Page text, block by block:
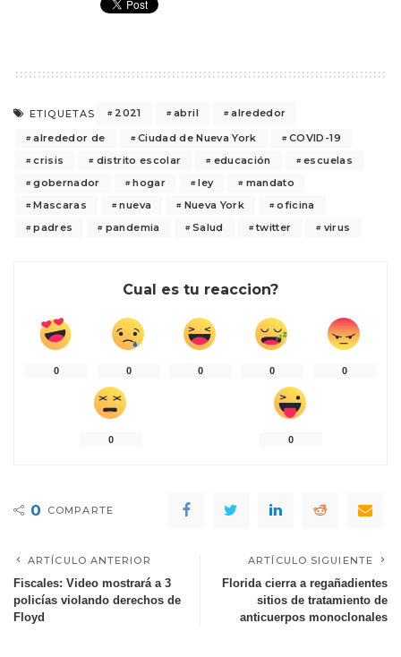
ETIQUETAS 2021 abril
alrededor
alrededor de
Ciudad de Nueva York
COVID-19
crisis
distrito escolar educación
escuelas
gobernador
hogar ley
mandato
Mascaras
nueva Nueva York
oficina
padres
pandemia Salud twitter virus
Cual es tu reaccion?
0 0 0 0 0
0 0
0 COMPARTE
ARTÍCULO ANTERIOR
Fiscales: Video mostrará a 3
policías violando derechos de
Floyd
ARTÍCULO SIGUIENTE
Florida cierra a regañadientes
sitios de tratamiento de
anticuerpos monoclonales